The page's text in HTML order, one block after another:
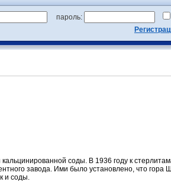
пароль:
соды. В 1936 году к
завода. Ими было установлено, что гора
и соды.